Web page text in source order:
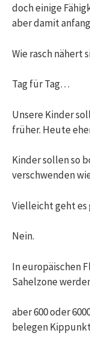
doch einige
aber damit
Wie rasch nähert
Tag für Tag…
Unsere Kinder
früher. Heute
Kinder sollen so
verschwenden
Vielleicht geht es
Nein.
In europäischen
Sahelzone
aber 600 oder
belegen